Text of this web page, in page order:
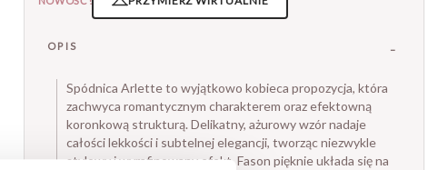
OPIS
Spódnica Arlette to wyjątkowo kobieca propozycja, która
zachwyca romantycznym charakterem oraz efektowną
koronkową strukturą. Delikatny, ażurowy wzór nadaje
całości lekkości i subtelnej elegancji, tworząc niezwykle
stylowy i wyrafinowany efekt. Fason pięknie układa się na